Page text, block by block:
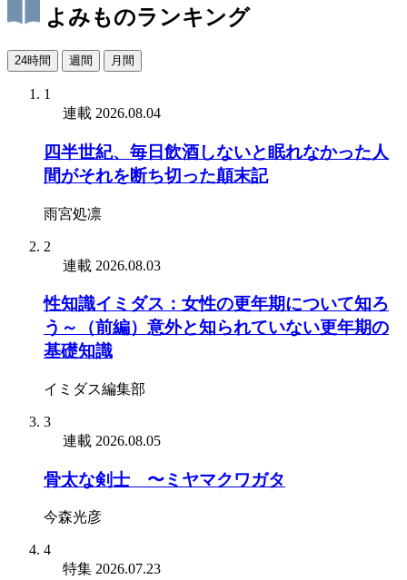
よみものランキング
24時間 週間 月間
1
連載 2026.08.04
四半世紀、毎日飲酒しないと眠れなかった人
間がそれを断ち切った顛末記
雨宮処凛
2
連載 2026.08.03
性知識イミダス：女性の更年期について知ろ
う～（前編）意外と知られていない更年期の
基礎知識
イミダス編集部
3
連載 2026.08.05
骨太な剣士 〜ミヤマクワガタ
今森光彦
4
特集 2026.07.23